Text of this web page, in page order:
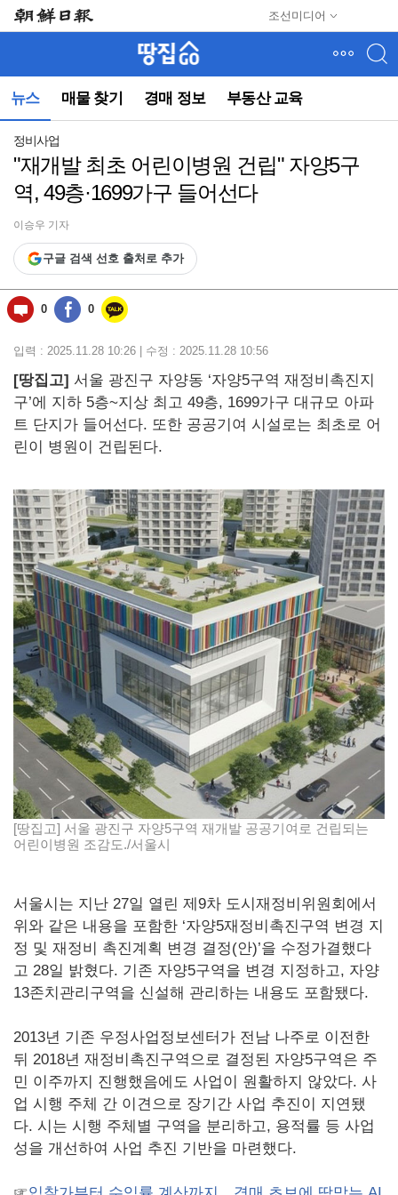
조선미디어
뉴스 매물 찾기 경매 정보 부동산 교육
뉴
(컨
동)
정비사업
"재개발 최초 어린이병원 건립" 자양5구
역, 49층·1699가구 들어선다
이승우 기자
구글 검색 선호 출처로 추가
0 0
입력 : 2025.11.28 10:26 | 수정 : 2025.11.28 10:56
[땅집고] 서울 광진구 자양동 ‘자양5구역 재정비촉진지
구’에 지하 5층~지상 최고 49층, 1699가구 대규모 아파
트 단지가 들어선다. 또한 공공기여 시설로는 최초로 어
린이 병원이 건립된다.
[땅집고] 서울 광진구 자양5구역 재개발 공공기여로 건립되는
어린이병원 조감도./서울시
서울시는 지난 27일 열린 제9차 도시재정비위원회에서
위와 같은 내용을 포함한 ‘자양5재정비촉진구역 변경 지
정 및 재정비 촉진계획 변경 결정(안)’을 수정가결했다
고 28일 밝혔다. 기존 자양5구역을 변경 지정하고, 자양
13존치관리구역을 신설해 관리하는 내용도 포함됐다.
2013년 기존 우정사업정보센터가 전남 나주로 이전한
뒤 2018년 재정비촉진구역으로 결정된 자양5구역은 주
민 이주까지 진행했음에도 사업이 원활하지 않았다. 사
업 시행 주체 간 이견으로 장기간 사업 추진이 지연됐
다. 시는 시행 주체별 구역을 분리하고, 용적률 등 사업
성을 개선하여 사업 추진 기반을 마련했다.